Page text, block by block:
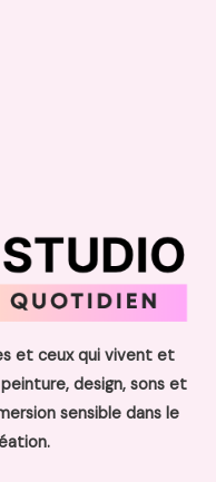
et ceux qui vivent et
design, sons et
sensible dans le